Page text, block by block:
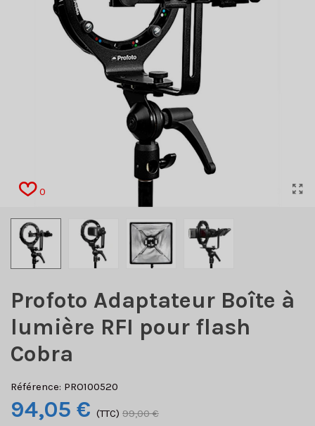
0
Profoto Adaptateur Boîte à
lumière RFI pour flash
Cobra
Référence: PRO100520
94,05 € (TTC) 99,00 €